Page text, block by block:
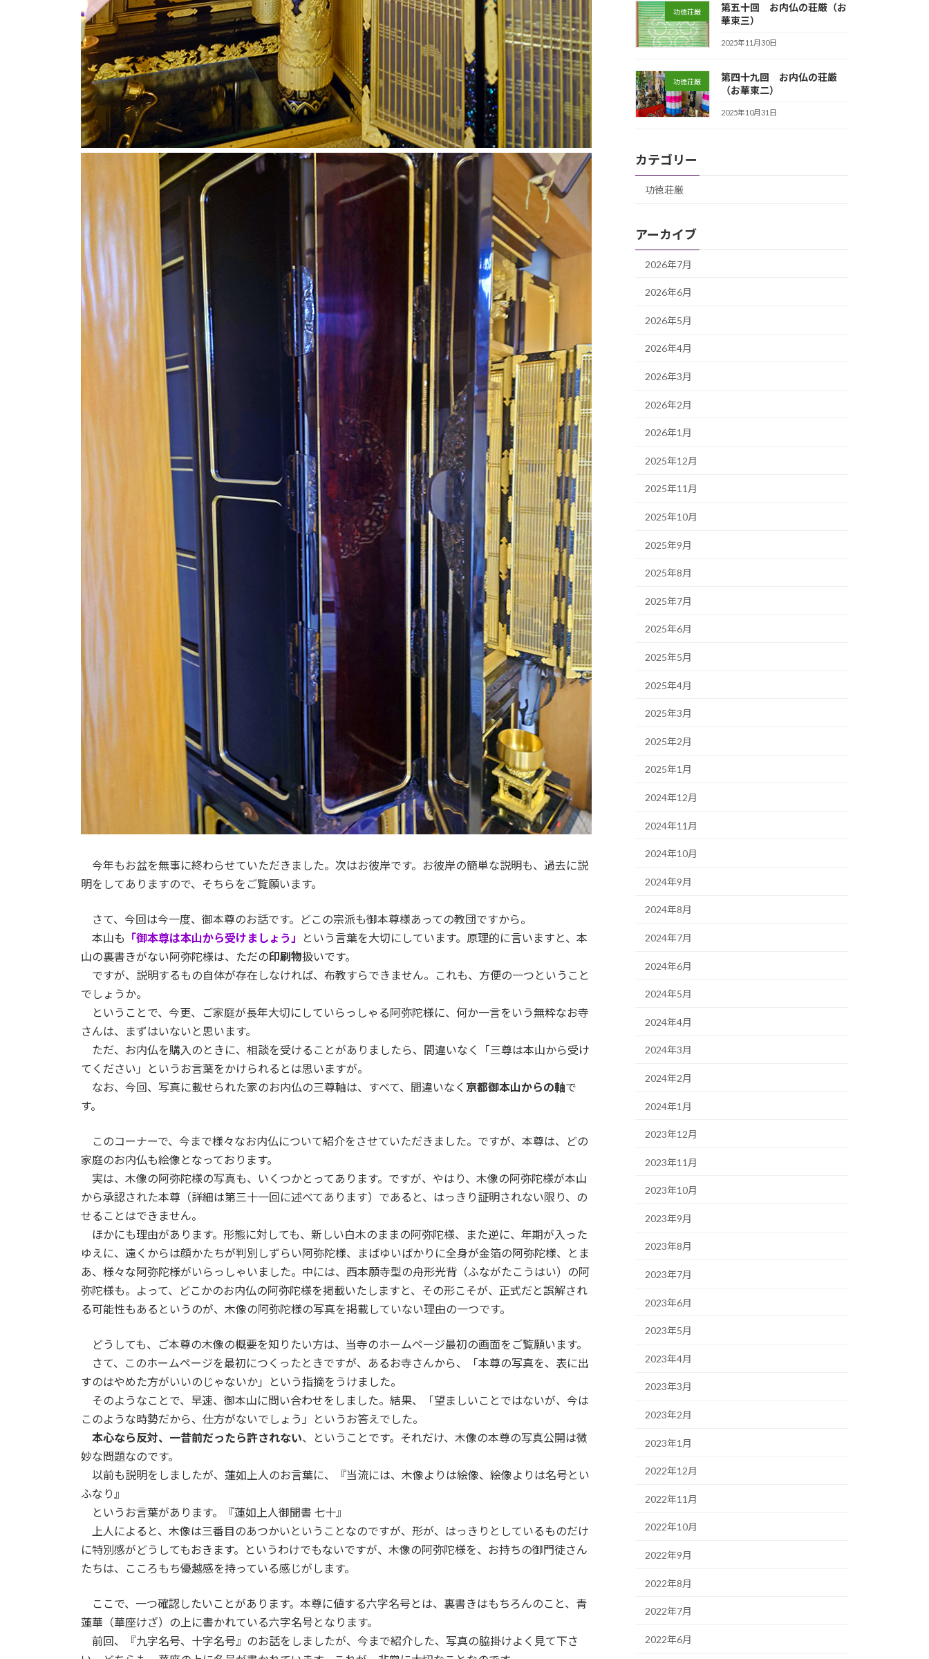
今年もお盆を無事に終わらせていただきました。次はお彼岸です。お彼岸の簡単な説明も、過去に説
明をしてありますので、そちらをご覧願います。
さて、今回は今一度、御本尊のお話です。どこの宗派も御本尊様あっての教団ですから。
本山も
「御本尊は本山から受けましょう」
という言葉を大切にしています。原理的に言いますと、本
山の裏書きがない阿弥陀様は、ただの印刷物扱いです。
ですが、説明するもの自体が存在しなければ、布教すらできません。これも、方便の一つということ
でしょうか。
ということで、今更、ご家庭が長年大切にしていらっしゃる阿弥陀様に、何か一言をいう無粋なお寺
さんは、まずはいないと思います。
ただ、お内仏を購入のときに、相談を受けることがありましたら、間違いなく「三尊は本山から受け
てください」というお言葉をかけられるとは思いますが。
なお、今回、写真に載せられた家のお内仏の三尊軸は、すべて、間違いなく 京都御本山からの軸で
す。
このコーナーで、今まで様々なお内仏について紹介をさせていただきました。ですが、本尊は、どの
家庭のお内仏も絵像となっております。
実は、木像の阿弥陀様の写真も、いくつかとってあります。ですが、やはり、木像の阿弥陀様が本山
から承認された本尊（詳細は第三十一回に述べてあります）であると、はっきり証明されない限り、の
せることはできません。
ほかにも理由があります。形態に対しても、新しい白木のままの阿弥陀様、また逆に、年期が入った
ゆえに、遠くからは顔かたちが判別しずらい阿弥陀様、まばゆいばかりに全身が金箔の阿弥陀様、とま
あ、様々な阿弥陀様がいらっしゃいました。中には、西本願寺型の舟形光背（ふながたこうはい）の阿
弥陀様も。よって、どこかのお内仏の阿弥陀様を掲載いたしますと、その形こそが、正式だと誤解され
る可能性もあるというのが、木像の阿弥陀様の写真を掲載していない理由の一つです。
どうしても、ご本尊の木像の概要を知りたい方は、当寺のホームページ最初の画面をご覧願います。
さて、このホームページを最初につくったときですが、あるお寺さんから、「本尊の写真を、表に出
すのはやめた方がいいのじゃないか」という指摘をうけました。
そのようなことで、早速、御本山に問い合わせをしました。結果、「望ましいことではないが、今は
このような時勢だから、仕方がないでしょう」というお答えでした。
本心なら反対、一昔前だったら許されない、ということです。それだけ、木像の本尊の写真公開は微
妙な問題なのです。
以前も説明をしましたが、蓮如上人のお言葉に、『当流には、木像よりは絵像、絵像よりは名号とい
ふなり』
というお言葉があります。『蓮如上人御聞書 七十』
上人によると、木像は三番目のあつかいということなのですが、形が、はっきりとしているものだけ
に特別感がどうしてもおきます。というわけでもないですが、木像の阿弥陀様を、お持ちの御門徒さん
たちは、こころもち優越感を持っている感じがします。
ここで、一つ確認したいことがあります。本尊に値する六字名号とは、裏書きはもちろんのこと、青
蓮華（華座けざ）の上に書かれている六字名号となります。
前回、『九字名号、十字名号』のお話をしましたが、今まで紹介した、写真の脇掛けよく見て下さ
功徳荘厳
第五十回 お内仏の荘厳（お
華束三）
2025年11月30日
功徳荘厳
第四十九回 お内仏の荘厳
（お華束二）
2025年10月31日
カテゴリー
功徳荘厳
アーカイブ
2026年7月
2026年6月
2026年5月
2026年4月
2026年3月
2026年2月
2026年1月
2025年12月
2025年11月
2025年10月
2025年9月
2025年8月
2025年7月
2025年6月
2025年5月
2025年4月
2025年3月
2025年2月
2025年1月
2024年12月
2024年11月
2024年10月
2024年9月
2024年8月
2024年7月
2024年6月
2024年5月
2024年4月
2024年3月
2024年2月
2024年1月
2023年12月
2023年11月
2023年10月
2023年9月
2023年8月
2023年7月
2023年6月
2023年5月
2023年4月
2023年3月
2023年2月
2023年1月
2022年12月
2022年11月
2022年10月
2022年9月
2022年8月
2022年7月
2022年6月